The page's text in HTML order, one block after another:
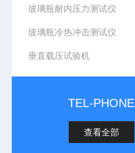
玻璃瓶耐内压力测试仪
玻璃瓶冷热冲击测试仪
垂直载压试验机
TEL-PHONE
查看全部